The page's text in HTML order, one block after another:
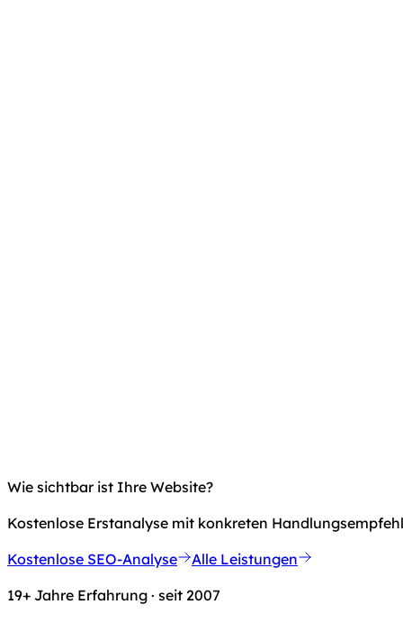
Wie sichtbar ist Ihre Website?
Kostenlose Erstanalyse mit konkreten
Kostenlose SEO-Analyse
Alle Leistungen
19+ Jahre Erfahrung · seit 2007